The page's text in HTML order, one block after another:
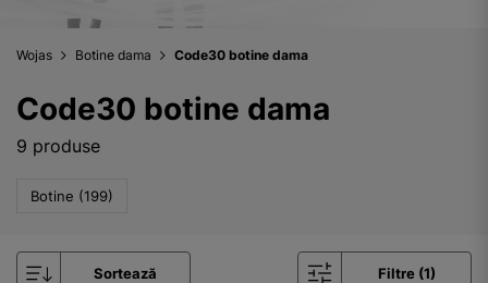
Wojas Botine dama Code30 botine dama
Code30 botine dama
9 produse
Botine (199)
Sortează Filtre (1)